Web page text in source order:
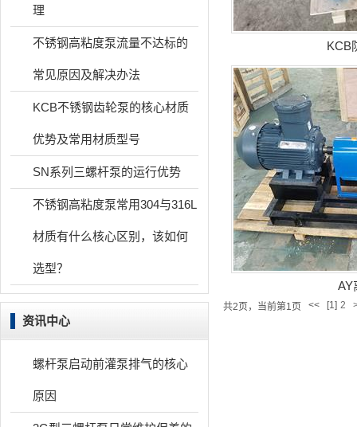
KCB
AY
共2页，当前第1页 << [1] 2
理
不锈钢高粘度泵流量不达标的
常见原因及解决办法
KCB不锈钢齿轮泵的核心材质
优势及常用材质型号
SN系列三螺杆泵的运行优势
不锈钢高粘度泵常用304与316L
材质有什么核心区别，该如何
选型？
资讯中心
螺杆泵启动前灌泵排气的核心
原因